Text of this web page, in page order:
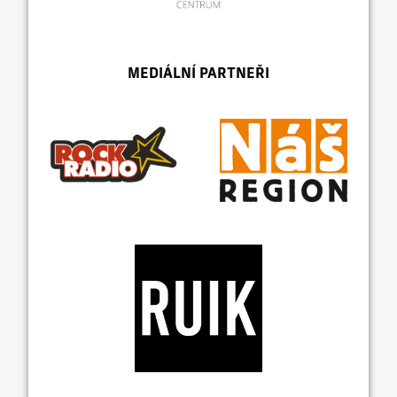
MEDIÁLNÍ PARTNEŘI